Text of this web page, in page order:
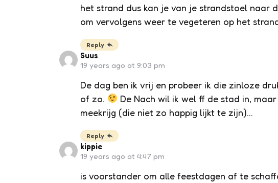
het strand dus kan je van je strandstoel naar
om vervolgens weer te vegeteren op het
Reply
Suus
19 years ago at 9:03 pm
De dag ben ik vrij en probeer ik die zinloze
of zo.
De Nach wil ik wel ff de stad in,
meekrijg (die niet zo happig lijkt te zijn)…
Reply
kippie
19 years ago at 4:47 pm
is voorstander om alle feestdagen af te